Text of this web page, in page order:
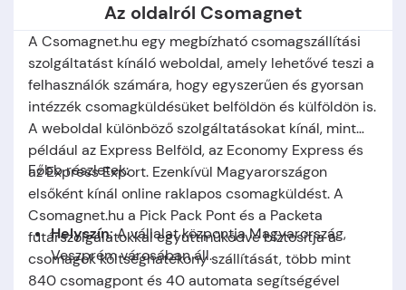
Az oldalról Csomagnet
A Csomagnet.hu egy megbízható csomagszállítási
szolgáltatást kínáló weboldal, amely lehetővé teszi a
felhasználók számára, hogy egyszerűen és gyorsan
intézzék csomagküldésüket belföldön és külföldön is.
A weboldal különböző szolgáltatásokat kínál, mint
például az Express Belföld, az Economy Express és
az Express Export. Ezenkívül Magyarországon
elsőként kínál online raklapos csomagküldést. A
Csomagnet.hu a Pick Pack Pont és a Packeta
futárszolgálatokkal együttműködve biztosítja a
csomagok költséghatékony szállítását, több mint
840 csomagpont és 40 automata segítségével
Főbb részletek:
Helyszín:A vállalat központja Magyarország,
Veszprém városában áll.